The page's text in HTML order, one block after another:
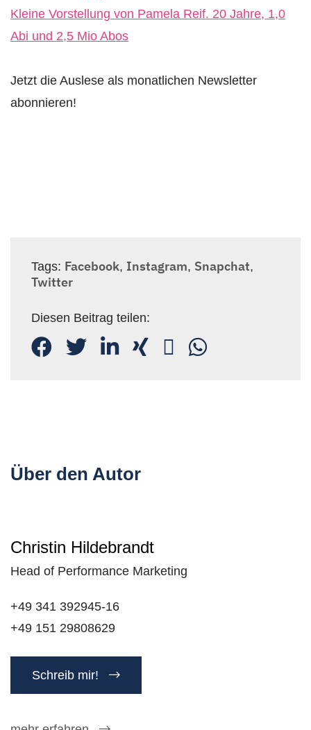
Kleine Vorstellung von Pamela Reif. 20 Jahre, 1,0
Abi und 2,5 Mio Abos
Jetzt die Auslese als monatlichen Newsletter
abonnieren!
Tags: Facebook, Instagram, Snapchat,
Twitter
Diesen Beitrag teilen:
Über den Autor
Christin Hildebrandt
Head of Performance Marketing
+49 341 392945-16
+49 151 29808629
Schreib mir!